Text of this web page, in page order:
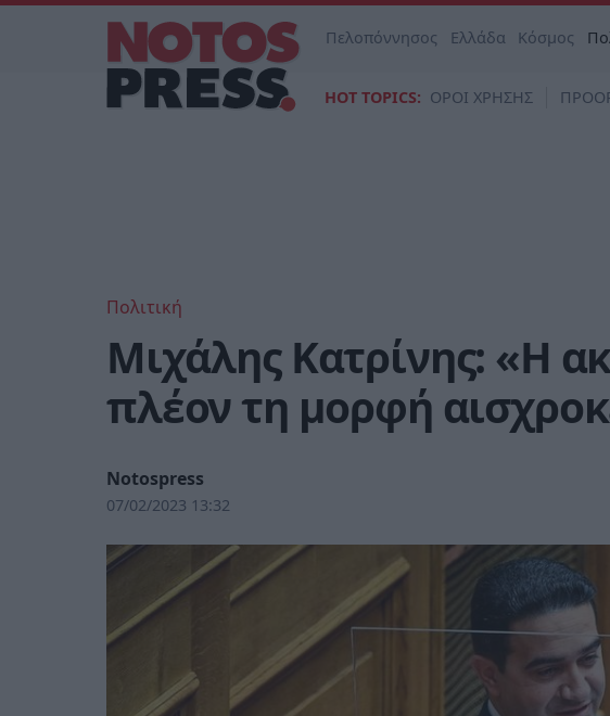
Πελοπόννησος Ελλάδα Κόσμος
HOT TOPICS: ΟΡΟΙ ΧΡΗΣΗΣ
Πολιτική
Μιχάλης Κατρίνης: «Η
πλέον τη μορφή
Notospress
07/02/2023 13:32